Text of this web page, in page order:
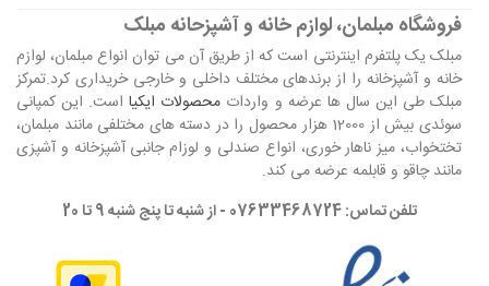
فروشگاه مبلمان، لوازم خانه و آشپزحانه مبلک
مبلک یک پلتفرم اینترنتی است که از طریق آن می توان انواع مبلمان، لوازم
خانه و آشپزخانه را از برندهای مختلف داخلی و خارجی خریداری کرد.تمرکز
مبلک طی این سال ها عرضه و واردات محصولات ایکیااست. این کمپانی
سوئدی بیش از 12000 هزار محصول را در دسته های مختلفی مانند مبلمان،
تختخواب، میز ناهار خوری، انواع صندلی و لوزام جانبی آشپزخانه و آشپزی
مانند چاقو و قابلمه عرضه می کند.
تلفن تماس: 07633468724 - از شنبه تا پنج شنبه 9 تا 20